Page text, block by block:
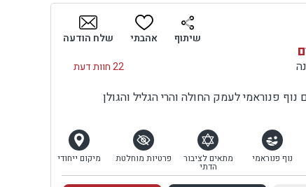
22 חוות דעת
פנוראמי לעמק החולה והרי הגליל והגולן
שיתוף אהבתי שלח הודעה
נוף פנוראמי מתאים לציבור
הדתי
פרטיות מוחלטת מיקום ייחודי